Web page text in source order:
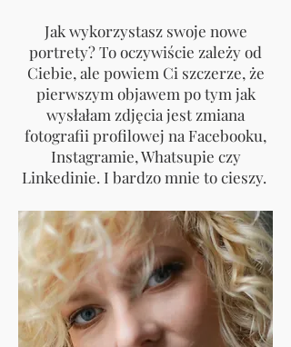
Jak wykorzystasz swoje nowe
portrety? To oczywiście zależy od
Ciebie, ale powiem Ci szczerze, że
pierwszym objawem po tym jak
wysłałam zdjęcia jest zmiana
fotografii profilowej na Facebooku,
Instagramie, Whatsupie czy
Linkedinie. I bardzo mnie to cieszy.